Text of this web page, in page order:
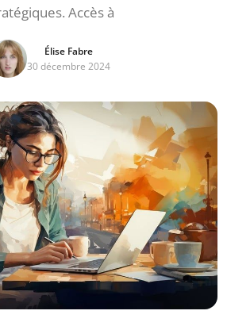
Accès à
Élise Fabre
30 décembre 2024